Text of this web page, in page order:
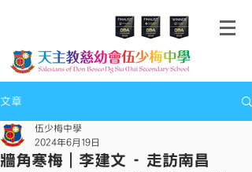
文章
牆角寒梅｜李建文 - 走訪南昌
伍少梅中學
2024年6月19日